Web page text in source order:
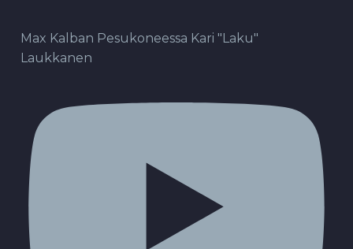
Max Kalban Pesukoneessa Kari "Laku"
Laukkanen